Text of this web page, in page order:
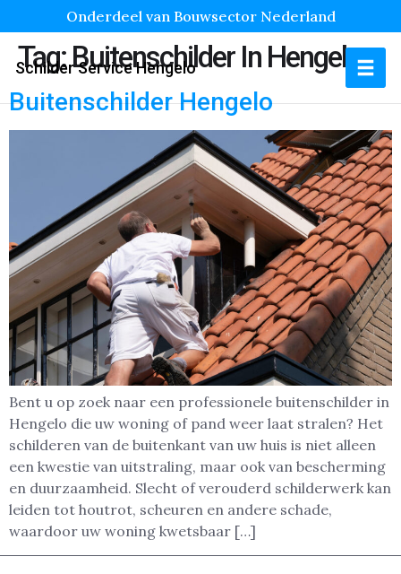
Onderdeel van Bouwsector Nederland
Schilder Service Hengelo
Tag:Buitenschilder In Hengelo
Buitenschilder Hengelo
Bent u op zoek naar een professionele buitenschilder in
Hengelo die uw woning of pand weer laat stralen? Het
schilderen van de buitenkant van uw huis is niet alleen
een kwestie van uitstraling, maar ook van bescherming
en duurzaamheid. Slecht of verouderd schilderwerk kan
leiden tot houtrot, scheuren en andere schade,
waardoor uw woning kwetsbaar […]